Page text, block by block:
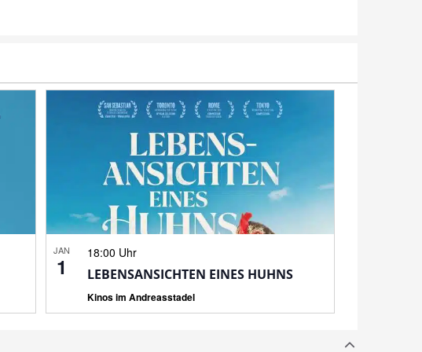
JAN
1
18:00 Uhr
LEBENSANSICHTEN EINES HUHNS
Kinos im Andreasstadel